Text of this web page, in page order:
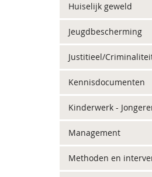
Huiselijk geweld
Jeugdbescherming
Justitieel/
Kennisdocumenten
Kinderwerk -
Management
Methoden en